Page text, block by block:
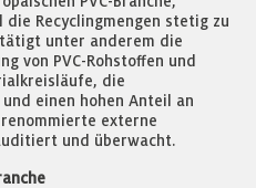
Recyclingmengen stetig zu
unter anderem die
von PVC-Rohstoffen und
die
einen hohen Anteil an
renommierte externe
und überwacht.